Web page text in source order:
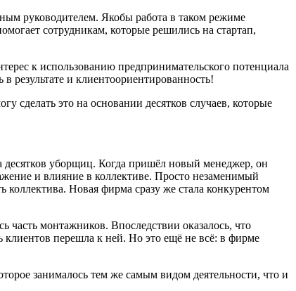
руководителем. Якобы работа в таком режиме
сотрудникам, которые решились на стартап,
к использованию предпринимательского потенциала
результате и клиентоориентированность!
сделать это на основании десятков случаев, которые
десятков уборщиц. Когда пришёл новый менеджер, он
и влияние в коллективе. Просто незаменимый
Новая фирма сразу же стала конкурентом
монтажников. Впоследствии оказалось, что
клиентов перешла к ней. Но это ещё не всё: в фирме
занималось тем же самым видом деятельности, что и